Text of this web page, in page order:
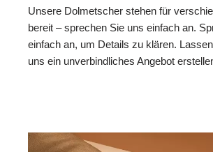
Unsere Dolmetscher stehen für
bereit – sprechen Sie uns einfach an.
einfach an, um Details zu klären.
uns ein unverbindliches Angebot